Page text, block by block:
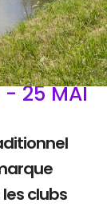
- 25 MAI
clubs